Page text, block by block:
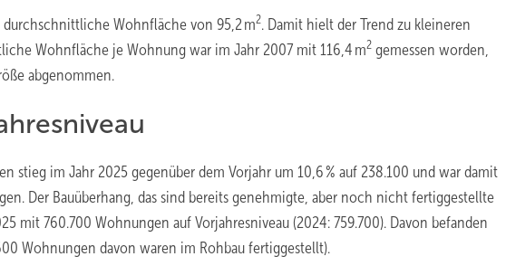
Wohnfläche von 95,2 m2. Damit hielt der Trend zu kleineren
Wohnfläche je Wohnung war im Jahr 2007 mit 116,4 m2 gemessen worden,
abgenommen.
stieg im Jahr 2025 gegenüber dem Vorjahr um 10,6 % auf 238.100 und war damit
Der Bauüberhang, das sind bereits genehmigte, aber noch nicht fertiggestellte
mit 760.700 Wohnungen auf Vorjahresniveau (2024: 759.700). Davon befanden
Wohnungen davon waren im Rohbau fertiggestellt).